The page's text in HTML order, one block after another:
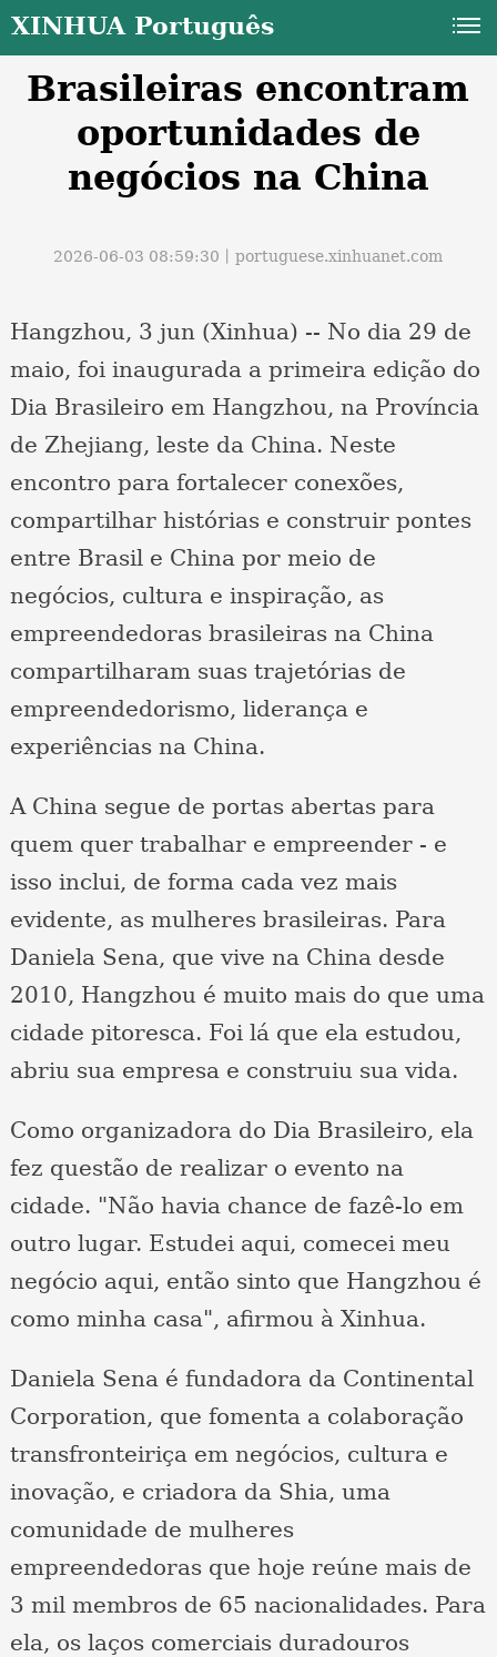
XINHUA Português
Brasileiras encontram
oportunidades de
negócios na China
2026-06-03 08:59:30丨portuguese.xinhuanet.com
Hangzhou, 3 jun (Xinhua) -- No dia 29 de
maio, foi inaugurada a primeira edição do
Dia Brasileiro em Hangzhou, na Província
de Zhejiang, leste da China. Neste
encontro para fortalecer conexões,
compartilhar histórias e construir pontes
entre Brasil e China por meio de
negócios, cultura e inspiração, as
empreendedoras brasileiras na China
compartilharam suas trajetórias de
empreendedorismo, liderança e
experiências na China.
A China segue de portas abertas para
quem quer trabalhar e empreender - e
isso inclui, de forma cada vez mais
evidente, as mulheres brasileiras. Para
Daniela Sena, que vive na China desde
2010, Hangzhou é muito mais do que uma
cidade pitoresca. Foi lá que ela estudou,
abriu sua empresa e construiu sua vida.
Como organizadora do Dia Brasileiro, ela
fez questão de realizar o evento na
cidade. "Não havia chance de fazê-lo em
outro lugar. Estudei aqui, comecei meu
negócio aqui, então sinto que Hangzhou é
como minha casa", afirmou à Xinhua.
Daniela Sena é fundadora da Continental
Corporation, que fomenta a colaboração
transfronteiriça em negócios, cultura e
inovação, e criadora da Shia, uma
comunidade de mulheres
empreendedoras que hoje reúne mais de
3 mil membros de 65 nacionalidades. Para
ela, os laços comerciais duradouros